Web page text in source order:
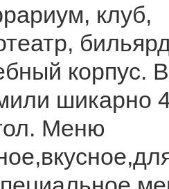
клуб,
корпус.
шикарно
Меню